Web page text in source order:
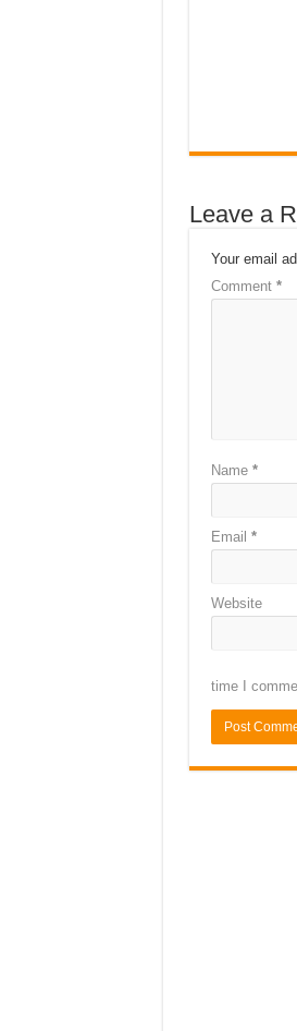
Leave a
Your email
Comment *
Name *
Email *
Website
time I